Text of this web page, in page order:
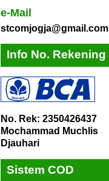
e-Mail
stcomjogja@gmail.com
Info No. Rekening
No. Rek: 2350426437
Mochammad Muchlis
Djauhari
Sistem COD